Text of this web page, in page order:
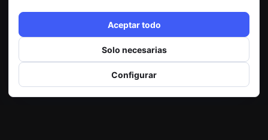
Aceptar todo
Solo necesarias
Configurar